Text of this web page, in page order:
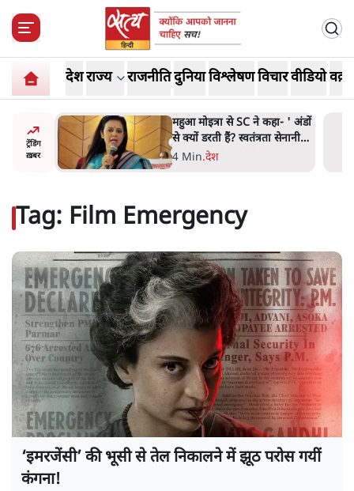
देशराज्य राजनीतिदुनियाविश्लेषणविचारवीडियो
ट्रेंडिंग
ख़बर
महुआ मोइत्रा से SC ने कहा- ' अंडों
से क्यों डरती हैं? स्वतंत्रता सेनानी
सीने पर गोली खाते थे'
4 Min.देश
Tag: Film Emergency
‘इमरजेंसी’ की भूसी से तेल निकालने में झूठ परोस गयीं
कंगना!